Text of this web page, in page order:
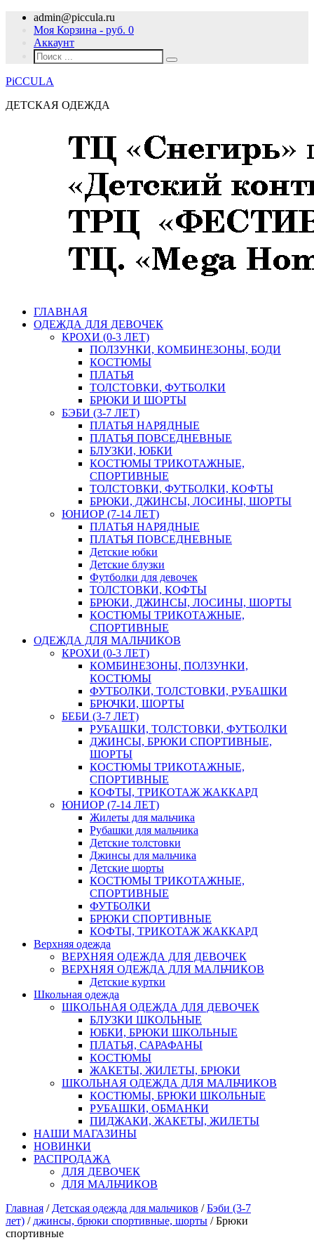
admin@piccula.ru
Моя Корзина - руб. 0
Аккаунт
PiCCULA
ДЕТСКАЯ ОДЕЖДА
ГЛАВНАЯ
ОДЕЖДА ДЛЯ ДЕВОЧЕК
КРОХИ (0-3 ЛЕТ)
ПОЛЗУНКИ, КОМБИНЕЗОНЫ, БОДИ
КОСТЮМЫ
ПЛАТЬЯ
ТОЛСТОВКИ, ФУТБОЛКИ
БРЮКИ И ШОРТЫ
БЭБИ (3-7 ЛЕТ)
ПЛАТЬЯ НАРЯДНЫЕ
ПЛАТЬЯ ПОВСЕДНЕВНЫЕ
БЛУЗКИ, ЮБКИ
КОСТЮМЫ ТРИКОТАЖНЫЕ,
СПОРТИВНЫЕ
ТОЛСТОВКИ, ФУТБОЛКИ, КОФТЫ
БРЮКИ, ДЖИНСЫ, ЛОСИНЫ, ШОРТЫ
ЮНИОР (7-14 ЛЕТ)
ПЛАТЬЯ НАРЯДНЫЕ
ПЛАТЬЯ ПОВСЕДНЕВНЫЕ
Детские юбки
Детские блузки
Футболки для девочек
ТОЛСТОВКИ, КОФТЫ
БРЮКИ, ДЖИНСЫ, ЛОСИНЫ, ШОРТЫ
КОСТЮМЫ ТРИКОТАЖНЫЕ,
СПОРТИВНЫЕ
ОДЕЖДА ДЛЯ МАЛЬЧИКОВ
КРОХИ (0-3 ЛЕТ)
КОМБИНЕЗОНЫ, ПОЛЗУНКИ,
КОСТЮМЫ
ФУТБОЛКИ, ТОЛСТОВКИ, РУБАШКИ
БРЮЧКИ, ШОРТЫ
БЕБИ (3-7 ЛЕТ)
РУБАШКИ, ТОЛСТОВКИ, ФУТБОЛКИ
ДЖИНСЫ, БРЮКИ СПОРТИВНЫЕ,
ШОРТЫ
КОСТЮМЫ ТРИКОТАЖНЫЕ,
СПОРТИВНЫЕ
КОФТЫ, ТРИКОТАЖ ЖАККАРД
ЮНИОР (7-14 ЛЕТ)
Жилеты для мальчика
Рубашки для мальчика
Детские толстовки
Джинсы для мальчика
Детские шорты
КОСТЮМЫ ТРИКОТАЖНЫЕ,
СПОРТИВНЫЕ
ФУТБОЛКИ
БРЮКИ СПОРТИВНЫЕ
КОФТЫ, ТРИКОТАЖ ЖАККАРД
Верхняя одежда
ВЕРХНЯЯ ОДЕЖДА ДЛЯ ДЕВОЧЕК
ВЕРХНЯЯ ОДЕЖДА ДЛЯ МАЛЬЧИКОВ
Детские куртки
Школьная одежда
ШКОЛЬНАЯ ОДЕЖДА ДЛЯ ДЕВОЧЕК
БЛУЗКИ ШКОЛЬНЫЕ
ЮБКИ, БРЮКИ ШКОЛЬНЫЕ
ПЛАТЬЯ, САРАФАНЫ
КОСТЮМЫ
ЖАКЕТЫ, ЖИЛЕТЫ, БРЮКИ
ШКОЛЬНАЯ ОДЕЖДА ДЛЯ МАЛЬЧИКОВ
КОСТЮМЫ, БРЮКИ ШКОЛЬНЫЕ
РУБАШКИ, ОБМАНКИ
ПИДЖАКИ, ЖАКЕТЫ, ЖИЛЕТЫ
НАШИ МАГАЗИНЫ
НОВИНКИ
РАСПРОДАЖА
ДЛЯ ДЕВОЧЕК
ДЛЯ МАЛЬЧИКОВ
Главная / Детская одежда для мальчиков /Бэби (3-7
лет) / джинсы, брюки спортивные, шорты / Брюки
спортивные